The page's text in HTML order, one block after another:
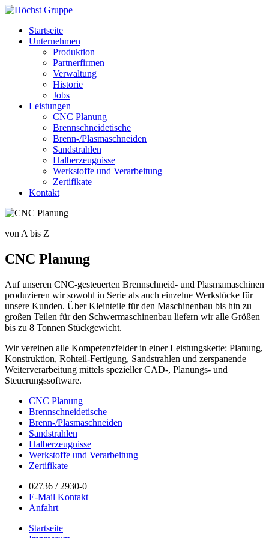
Startseite
Unternehmen
Produktion
Partnerfirmen
Verwaltung
Historie
Jobs
Leistungen
CNC Planung
Brennschneidetische
Brenn-/Plasmaschneiden
Sandstrahlen
Halberzeugnisse
Werkstoffe und Verarbeitung
Zertifikate
Kontakt
von A bis Z
CNC Planung
Auf unseren CNC-gesteuerten Brennschneid- und Plasmamaschinen
produzieren wir sowohl in Serie als auch einzelne Werkstücke für
unsere Kunden. Über Kleinteile für den Maschinenbau bis hin zu
großen Teilen für den Schwermaschinenbau liefern wir alle Größen
bis zu 8 Tonnen Stückgewicht.
Wir vereinen alle Kompetenzfelder in einer Leistungskette: Planung,
Konstruktion, Rohteil-Fertigung, Sandstrahlen und zerspanende
Weiterverarbeitung mittels spezieller CAD-, Planungs- und
Steuerungssoftware.
CNC Planung
Brennschneidetische
Brenn-/Plasmaschneiden
Sandstrahlen
Halberzeugnisse
Werkstoffe und Verarbeitung
Zertifikate
02736 / 2930-0
E-Mail Kontakt
Anfahrt
Startseite